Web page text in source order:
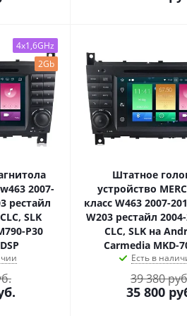
4x1,6GHz
2Gb
2007-
рестайл
SLK
P30
Штатное
устройство
класс W463 2007-
W203 рестайл
CLC, SLK на
Carmedia MKD-
Есть в
39 380
35 800